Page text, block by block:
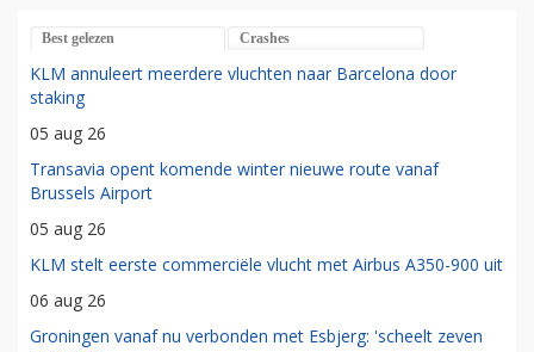
Best gelezen Crashes
KLM annuleert meerdere vluchten naar Barcelona door
staking
05 aug 26
Transavia opent komende winter nieuwe route vanaf
Brussels Airport
05 aug 26
KLM stelt eerste commerciële vlucht met Airbus A350-900 uit
06 aug 26
Groningen vanaf nu verbonden met Esbjerg: 'scheelt zeven